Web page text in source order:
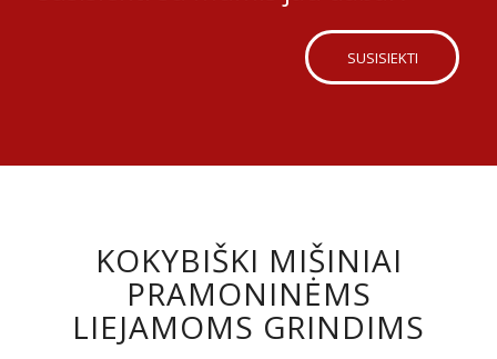
SUSISIEKTI
KOKYBIŠKI MIŠINIAI
PRAMONINĖMS
LIEJAMOMS GRINDIMS